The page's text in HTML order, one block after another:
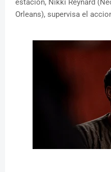
estación, Nikki Reynard
Orleans), supervisa el